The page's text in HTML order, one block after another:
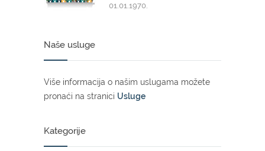
01.01.1970.
Naše usluge
Više informacija o našim uslugama možete
pronaći na stranici Usluge
Kategorije